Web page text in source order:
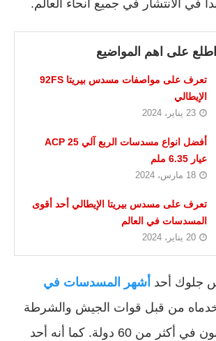
في الانتشار في جميع أنحاء العالم.
اطلع على اهم المواضيع
تعرف على مواصفات مسدس بيريتا 92FS
الإيطالي
23 يناير، 2024
أفضل انواع مسدسات الربع آلي 25 ACP
عيار 6.35 ملم
18 مارس، 2024
تعرف على مسدس بيريتا الإيطالي أحد أقوى
المسدسات في العالم
20 يناير، 2024
جلوك أحد أشهر المسدسات في
من قبل قوات الجيش والشرطة
وقوات إنفاذ القانون في أكثر من 60 دولة. كما أنه أحد